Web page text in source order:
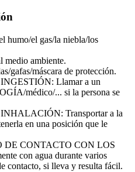
humo/el gas/la niebla/los
medio ambiente.
gafas/máscara de protección.
Llamar a un
médico/... si la persona se
Transportar a la
en una posición que le
DE CONTACTO CON LOS
con agua durante varios
contacto, si lleva y resulta fácil.